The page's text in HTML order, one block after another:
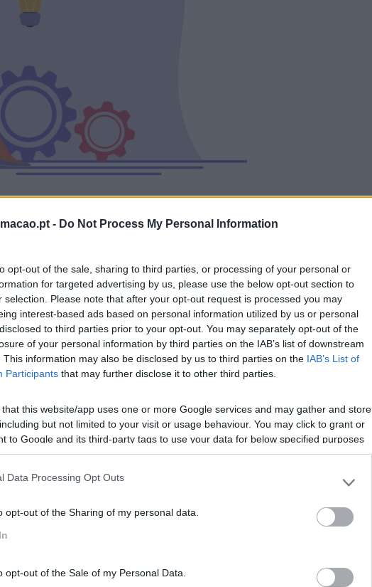
- Do Not Process My Personal Information
opt-out of the sale, sharing to third parties, or processing of your personal or
for targeted advertising by us, please use the below opt-out section to
selection. Please note that after your opt-out request is processed you may
interest-based ads based on personal information utilized by us or personal
to third parties prior to your opt-out. You may separately opt-out of the
of your personal information by third parties on the IAB’s list of downstream
This information may also be disclosed by us to third parties on the IAB’s List of
Participants that may further disclose it to other third parties.
that this website/app uses one or more Google services and may gather and store
but not limited to your visit or usage behaviour. You may click to grant or
to Google and its third-party tags to use your data for below specified purposes
consent section.
Data Processing Opt Outs
opt-out of the Sharing of my personal data.
opt-out of the Sale of my Personal Data.
Marta Soeiro, HR Business Partner do
o conhecimento é acessível a todos
e muitas coisas.
do Grupo Cães de Pedra.
se conseguir acompanhar a
profissionais e a formação tem um
que as mesmas compreendam o quão
mas também para elas próprias.
para uma aprendizagem constante
que desempenham. É fazer
benefícios, para uma evolução não
ouvir os colaboradores e colocar
novas tarefas e obrigá-los assim a
criar a necessidade no mesmo
constante, são pessoas que conseguem obter melhores